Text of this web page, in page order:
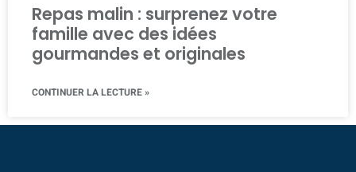
Repas malin : surprenez votre
famille avec des idées
gourmandes et originales
CONTINUER LA LECTURE »